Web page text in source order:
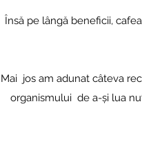
Însă pe lângă beneficii,
Mai jos am adunat câteva
organismului de a-și lua